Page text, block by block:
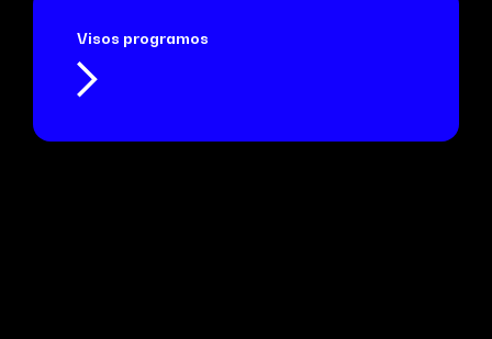
Visos programos